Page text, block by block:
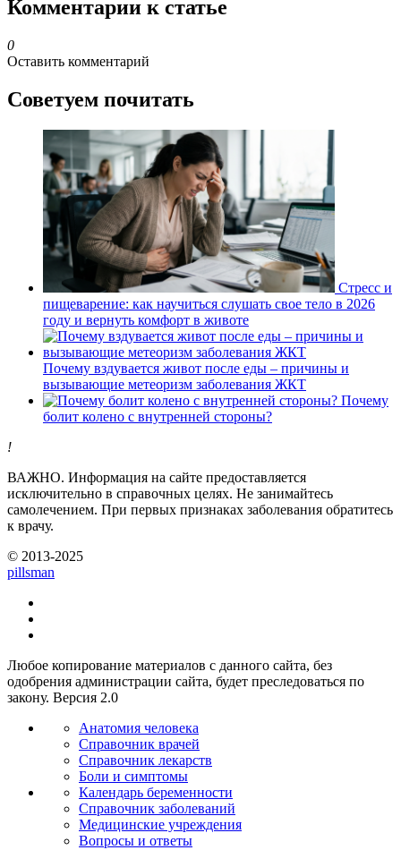
Комментарии к статье
0
Оставить комментарий
Советуем почитать
Стресс и
пищеварение: как научиться слушать свое тело в 2026
году и вернуть комфорт в животе
Почему вздувается живот после еды – причины и
вызывающие метеоризм заболевания ЖКТ
Почему
болит колено с внутренней стороны?
!
ВАЖНО. Информация на сайте предоставляется
исключительно в справочных целях. Не занимайтесь
самолечением. При первых признаках заболевания обратитесь
к врачу.
© 2013-2025
pillsman
Любое копирование материалов с данного сайта, без
одобрения администрации сайта, будет преследоваться по
закону. Версия 2.0
Анатомия человека
Справочник врачей
Справочник лекарств
Боли и симптомы
Календарь беременности
Справочник заболеваний
Медицинские учреждения
Вопросы и ответы